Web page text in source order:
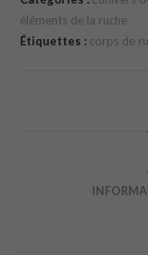
6
cadres
éléments de la ruche
Étiquettes : corps de